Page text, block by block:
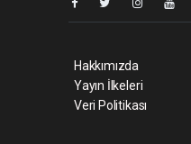
Hakkımızda
Yayın İlkeleri
Veri Politikası